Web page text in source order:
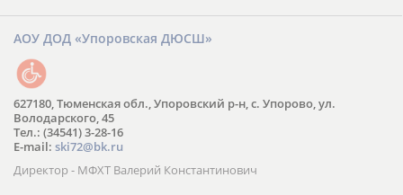
АОУ ДОД «Упоровская ДЮСШ»
627180, Тюменская обл., Упоровский р-н, с. Упорово, ул.
Володарского, 45
Тел.: (34541) 3-28-16
E-mail: ski72@bk.ru
Директор - МФХТ Валерий Константинович